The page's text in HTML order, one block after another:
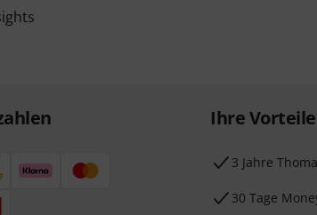
Ihre Vorteile
3 Jahre
30 Tage